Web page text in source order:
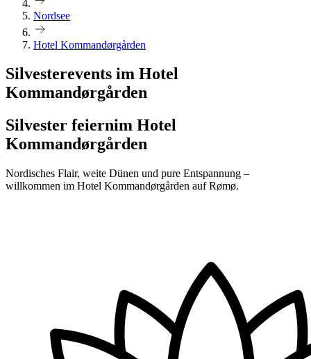
Nordsee
Hotel Kommandørgården
Silvesterevents im Hotel
Kommandørgården
Silvester feiernim Hotel
Kommandørgården
Nordisches Flair, weite Dünen und pure Entspannung –
willkommen im Hotel Kommandørgården auf Rømø.